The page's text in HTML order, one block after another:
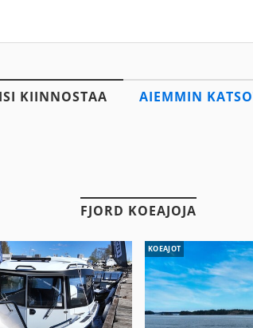
KIINNOSTAA AIEMMIN
FJORD KOEAJOJA
KOEAJOT